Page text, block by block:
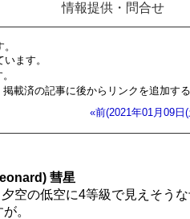
情報提供・問合せ
ます。
載済の記事に後からリンクを追加する
«前(2021年01月09日
彗星
空の低空に4等級で見えそう
。